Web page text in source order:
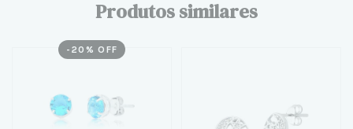
Produtos similares
- 20 % OFF